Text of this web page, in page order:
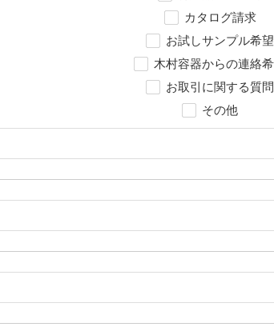
カタログ請求
お試しサンプル希望
木村容器からの連絡
お取引に関する質問
その他